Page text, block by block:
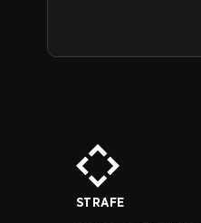
STRAFE